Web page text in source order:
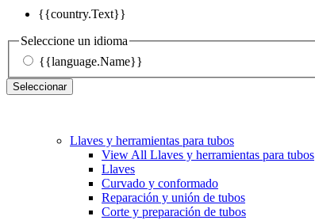
{{country.Text}}
Seleccione un idioma
{{language.Name}}
Seleccionar
Llaves y herramientas para tubos
View All Llaves y herramientas para tubos
Llaves
Curvado y conformado
Reparación y unión de tubos
Corte y preparación de tubos